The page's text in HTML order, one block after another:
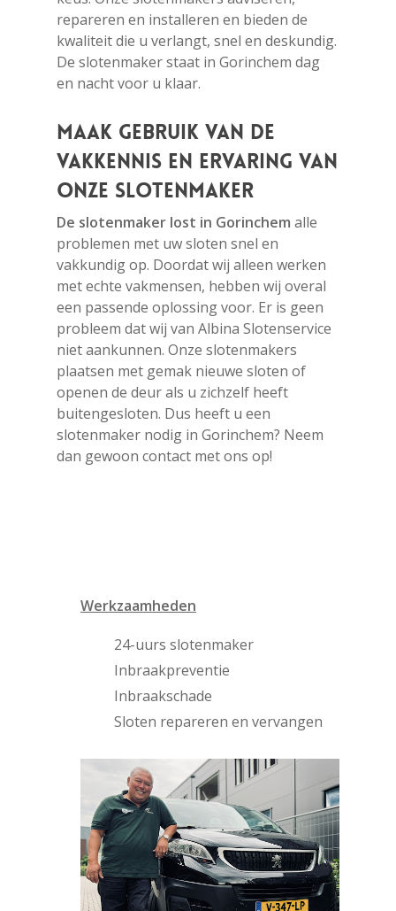
repareren en installeren en bieden de
kwaliteit die u verlangt, snel en deskundig.
De slotenmaker staat in Gorinchem dag
en nacht voor u klaar.
Maak gebruik van de
vakkennis en ervaring van
onze slotenmaker
De slotenmaker lost in Gorinchem alle
problemen met uw sloten snel en
vakkundig op. Doordat wij alleen werken
met echte vakmensen, hebben wij overal
een passende oplossing voor. Er is geen
probleem dat wij van Albina Slotenservice
niet aankunnen. Onze slotenmakers
plaatsen met gemak nieuwe sloten of
openen de deur als u zichzelf heeft
buitengesloten. Dus heeft u een
slotenmaker nodig in Gorinchem? Neem
dan gewoon contact met ons op!
Werkzaamheden
24-uurs slotenmaker
Inbraakpreventie
Inbraakschade
Sloten repareren en vervangen